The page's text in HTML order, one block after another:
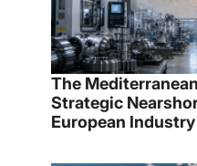
The
Strategic
European Industry